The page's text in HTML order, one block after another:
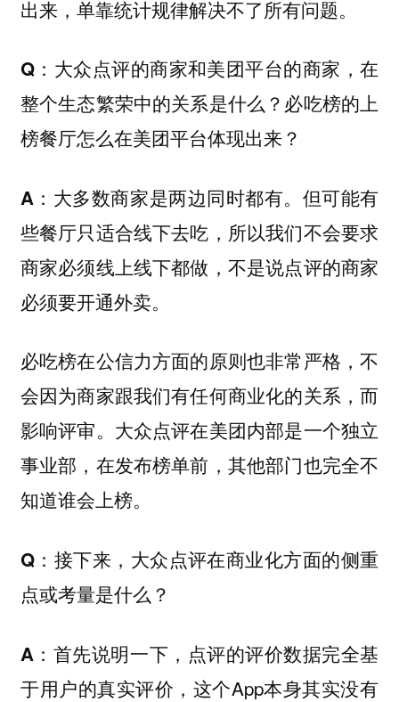
出来，单靠统计规律解决不了所有问题。
Q：大众点评的商家和美团平台的商家，在
整个生态繁荣中的关系是什么？必吃榜的上
榜餐厅怎么在美团平台体现出来？
A： 大多数商家是两边同时都有。但可能有
些餐厅只适合线下去吃，所以我们不会要求
商家必须线上线下都做，不是说点评的商家
必须要开通外卖。
必吃榜在公信力方面的原则也非常严格，不
会因为商家跟我们有任何商业化的关系，而
影响评审。大众点评在美团内部是一个独立
事业部，在发布榜单前，其他部门也完全不
知道谁会上榜。
Q：接下来，大众点评在商业化方面的侧重
点或考量是什么？
A： 首先说明一下，点评的评价数据完全基
于用户的真实评价，这个App本身其实没有